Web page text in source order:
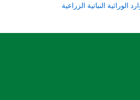
النباتية الزراعية